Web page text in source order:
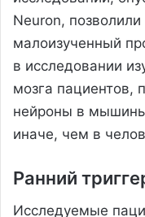
Neuron,
малоизученный
в исследовании
мозга пациентов,
нейроны в
иначе, чем в
Ранний
Исследуемые